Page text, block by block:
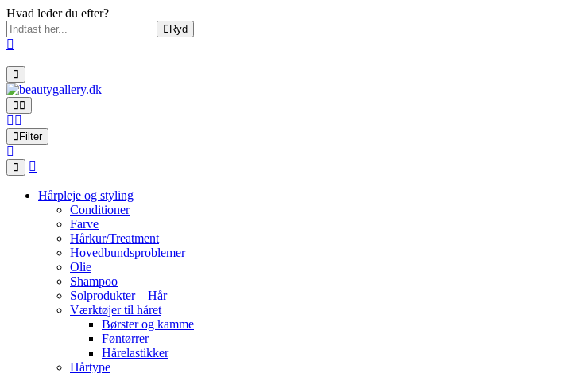
Hvad leder du efter?
Ryd
Filter
Hårpleje og styling
Conditioner
Farve
Hårkur/Treatment
Hovedbundsproblemer
Olie
Shampoo
Solprodukter – Hår
Værktøjer til håret
Børster og kamme
Føntørrer
Hårelastikker
Hårtype